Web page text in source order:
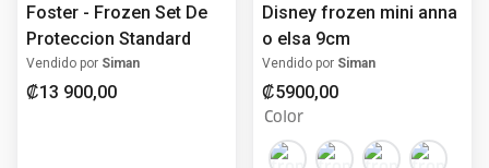
Foster - Frozen Set De
Proteccion Standard
Vendido por Siman
₡13 900,00
Disney frozen mini anna
o elsa 9cm
Vendido por Siman
₡5900,00
Color